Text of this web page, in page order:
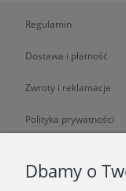
Regulamin
Dostawa i płatność
Zwroty i reklamacje
Polityka prywatności
O NAS
Dbamy o